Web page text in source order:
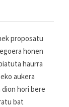
proposatu
honen
haurra
aukera
hori bere
bat